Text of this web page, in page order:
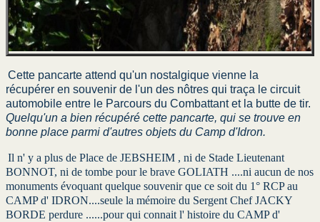
Cette pancarte attend qu'un nostalgique vienne la
récupérer en souvenir de l'un des nôtres qui traça le circuit
automobile entre le Parcours du Combattant et la butte de tir.
Quelqu'un a bien récupéré cette pancarte, qui se trouve en
bonne place parmi d'autres objets du Camp d'Idron.
Il n' y a plus de Place de JEBSHEIM , ni de Stade Lieutenant
BONNOT, ni de tombe pour le brave GOLIATH ....ni aucun de nos
monuments évoquant quelque souvenir que ce soit du 1° RCP au
CAMP d' IDRON....seule la mémoire du Sergent Chef JACKY
BORDE perdure ......pour qui connait l' histoire du CAMP d'